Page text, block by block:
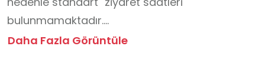
bulunmamaktadır.
Resmî Ziyaretler: Kurumu ziyaret etmek
Daha Fazla Görüntüle